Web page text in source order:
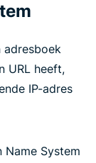
adresboek
URL heeft,
IP-adres
Name System